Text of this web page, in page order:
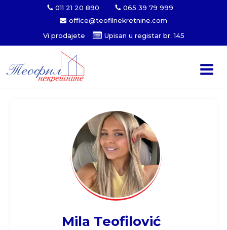
011 21 20 890
065 39 79 999
office@teofilnekretnine.com
Vi prodajete
Upisan u registar br: 145
Mila Teofilović